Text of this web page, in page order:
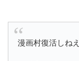
漫画村復活しね